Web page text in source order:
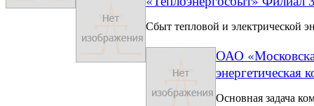
Сбыт тепловой и электрической
ОАО
Основная задача